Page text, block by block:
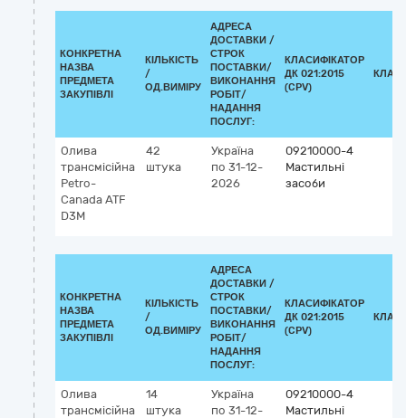
КОНКРЕТНА
НАЗВА
ПРЕДМЕТА
ЗАКУПІВЛІ
КІЛЬКІСТЬ
/
ОД.ВИМІРУ
АДРЕСА
ДОСТАВКИ /
СТРОК
ПОСТАВКИ/
ВИКОНАННЯ
РОБІТ/
НАДАННЯ
ПОСЛУГ:
КЛАСИФІКАТОР
ДК 021:2015
(CPV)
Олива
трансмісійна
Petro-
Canada ATF
D3M
42
штука
Україна
по 31-12-
2026
09210000-4
Мастильні
засоби
КОНКРЕТНА
НАЗВА
ПРЕДМЕТА
ЗАКУПІВЛІ
КІЛЬКІСТЬ
/
ОД.ВИМІРУ
АДРЕСА
ДОСТАВКИ /
СТРОК
ПОСТАВКИ/
ВИКОНАННЯ
РОБІТ/
НАДАННЯ
ПОСЛУГ:
КЛАСИФІКАТОР
ДК 021:2015
(CPV)
Олива
трансмісійна
14
штука
Україна
по 31-12-
09210000-4
Мастильні